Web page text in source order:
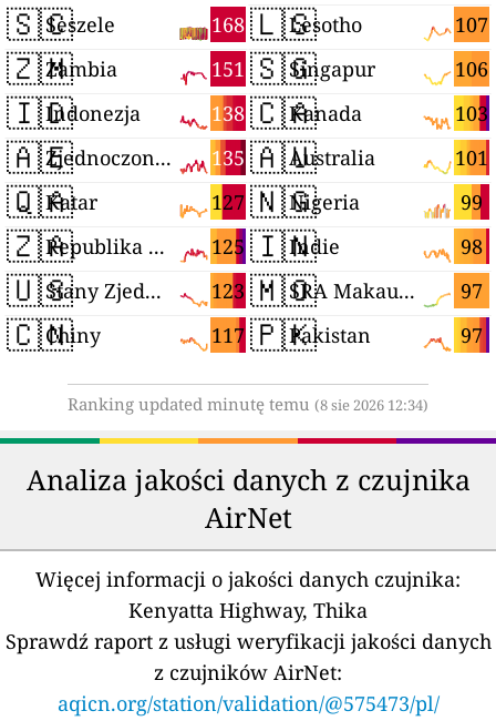
🇸🇨 168
Seszele
🇿🇲 151
Zambia
🇮🇩 138
Indonezja
🇦🇪 135
Zjednoczone Emiraty Arabskie
🇶🇦 127
Katar
🇿🇦 125
Republika Południowej Afryki
🇺🇸 123
Stany Zjednoczone
🇨🇳 117
Chiny
🇱🇸 107
Lesotho
🇸🇬 106
Singapur
🇨🇦 103
Kanada
🇦🇺 101
Australia
🇳🇬 99
Nigeria
🇮🇳 98
Indie
🇲🇴 97
SRA Makau (Chiny)
🇵🇰 97
Pakistan
Ranking updated minutę temu (8 sie 2026 12:34)
Analiza jakości danych z czujnika
AirNet
Więcej informacji o jakości danych czujnika:
Kenyatta Highway, Thika
Sprawdź raport z usługi weryfikacji jakości danych
z czujników AirNet:
aqicn.org/station/validation/@575473/pl/